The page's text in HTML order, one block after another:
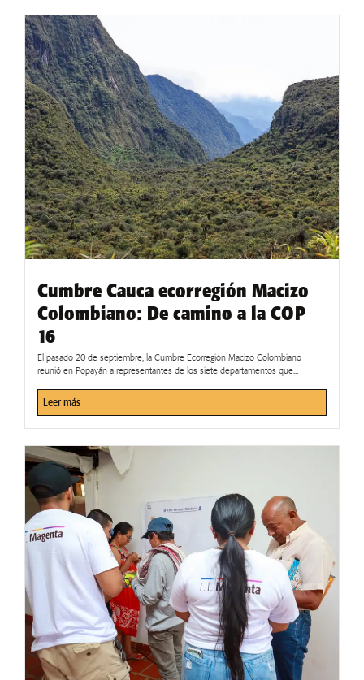
Cumbre Cauca ecorregión Macizo
Colombiano: De camino a la COP
16
El pasado 20 de septiembre, la Cumbre Ecorregión Macizo Colombiano
reunió en Popayán a representantes de los siete departamentos que...
Leer más